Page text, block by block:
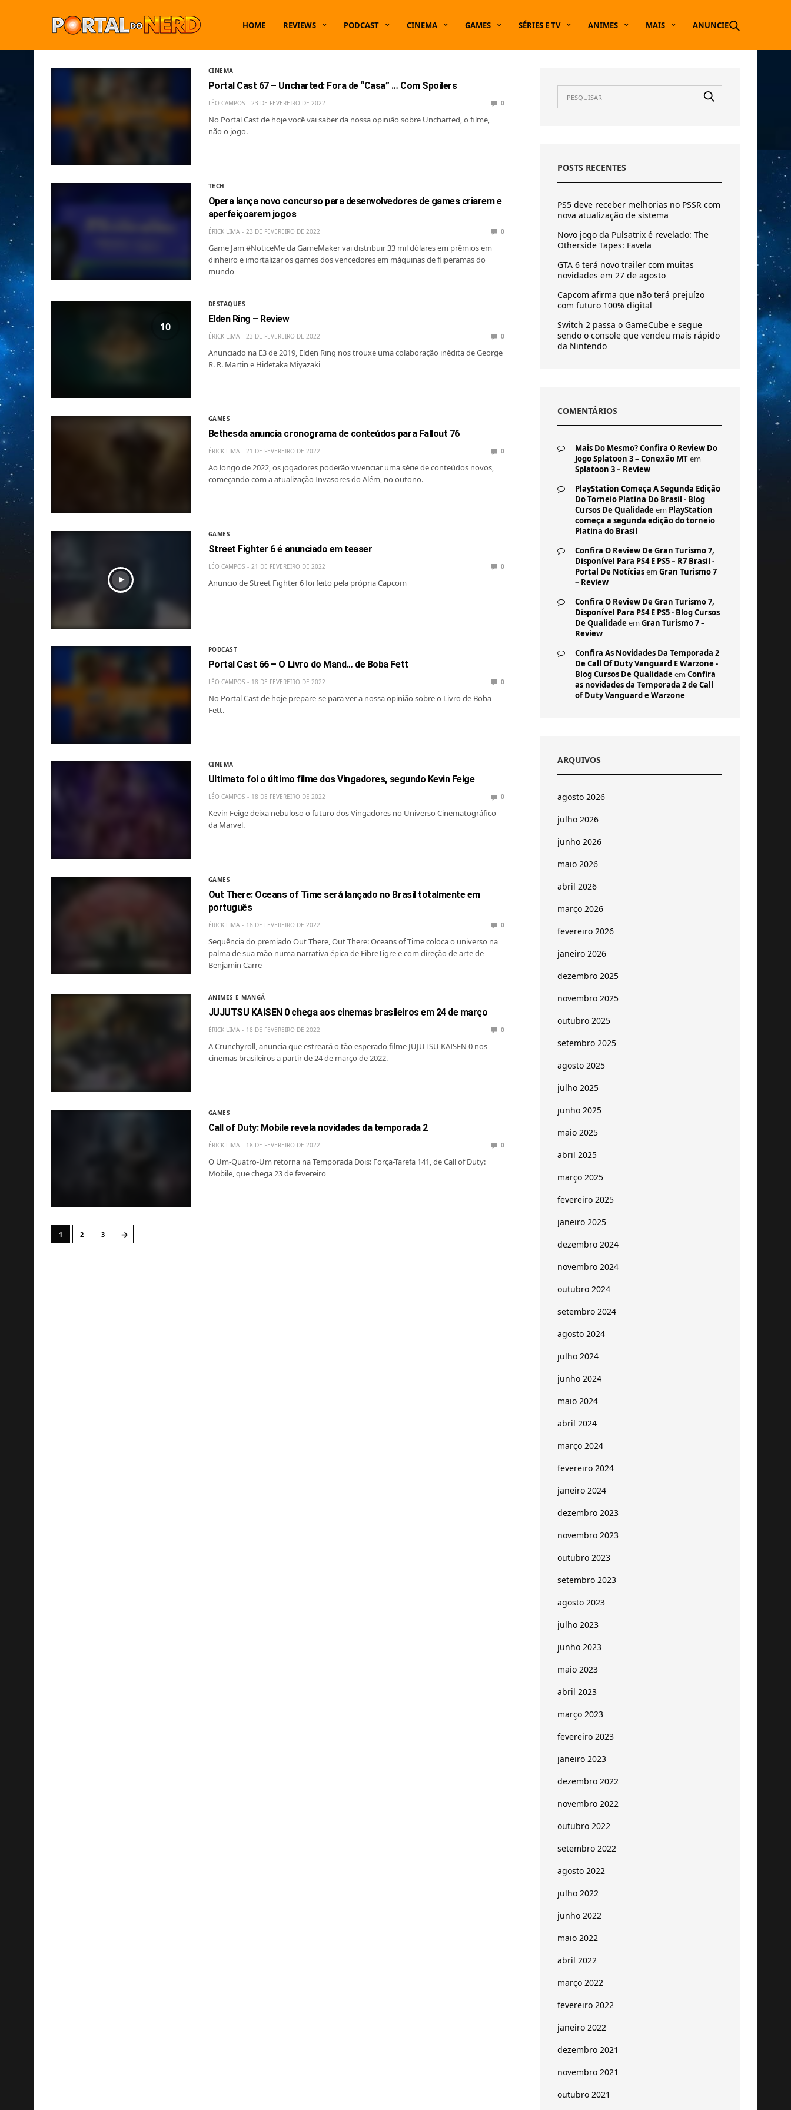
HOME REVIEWS PODCAST CINEMA GAMES SÉRIES E TV ANIMES MAIS ANUNCIE
CINEMA
Portal Cast 67 – Uncharted: Fora de “Casa” … Com Spoilers
LÉO CAMPOS 23 DE FEVEREIRO DE 2022 0
No Portal Cast de hoje você vai saber da nossa opinião sobre Uncharted, o filme,
não o jogo.
TECH
Opera lança novo concurso para desenvolvedores de games criarem e
aperfeiçoarem jogos
ÉRICK LIMA 23 DE FEVEREIRO DE 2022 0
Game Jam #NoticeMe da GameMaker vai distribuir 33 mil dólares em prêmios em
dinheiro e imortalizar os games dos vencedores em máquinas de fliperamas do
mundo
10
DESTAQUES
Elden Ring – Review
ÉRICK LIMA 23 DE FEVEREIRO DE 2022 0
Anunciado na E3 de 2019, Elden Ring nos trouxe uma colaboração inédita de George
R. R. Martin e Hidetaka Miyazaki
GAMES
Bethesda anuncia cronograma de conteúdos para Fallout 76
ÉRICK LIMA 21 DE FEVEREIRO DE 2022 0
Ao longo de 2022, os jogadores poderão vivenciar uma série de conteúdos novos,
começando com a atualização Invasores do Além, no outono.
GAMES
Street Fighter 6 é anunciado em teaser
LÉO CAMPOS 21 DE FEVEREIRO DE 2022 0
Anuncio de Street Fighter 6 foi feito pela própria Capcom
PODCAST
Portal Cast 66 – O Livro do Mand… de Boba Fett
LÉO CAMPOS 18 DE FEVEREIRO DE 2022 0
No Portal Cast de hoje prepare-se para ver a nossa opinião sobre o Livro de Boba
Fett.
CINEMA
Ultimato foi o último filme dos Vingadores, segundo Kevin Feige
LÉO CAMPOS 18 DE FEVEREIRO DE 2022 0
Kevin Feige deixa nebuloso o futuro dos Vingadores no Universo Cinematográfico
da Marvel.
GAMES
Out There: Oceans of Time será lançado no Brasil totalmente em
português
ÉRICK LIMA 18 DE FEVEREIRO DE 2022 0
Sequência do premiado Out There, Out There: Oceans of Time coloca o universo na
palma de sua mão numa narrativa épica de FibreTigre e com direção de arte de
Benjamin Carre
ANIMES E MANGÁ
JUJUTSU KAISEN 0 chega aos cinemas brasileiros em 24 de março
ÉRICK LIMA 18 DE FEVEREIRO DE 2022 0
A Crunchyroll, anuncia que estreará o tão esperado filme JUJUTSU KAISEN 0 nos
cinemas brasileiros a partir de 24 de março de 2022.
GAMES
Call of Duty: Mobile revela novidades da temporada 2
ÉRICK LIMA 18 DE FEVEREIRO DE 2022 0
O Um-Quatro-Um retorna na Temporada Dois: Força-Tarefa 141, de Call of Duty:
Mobile, que chega 23 de fevereiro
1 2 3 →
POSTS RECENTES
PS5 deve receber melhorias no PSSR com
nova atualização de sistema
Novo jogo da Pulsatrix é revelado: The
Otherside Tapes: Favela
GTA 6 terá novo trailer com muitas
novidades em 27 de agosto
Capcom afirma que não terá prejuízo
com futuro 100% digital
Switch 2 passa o GameCube e segue
sendo o console que vendeu mais rápido
da Nintendo
COMENTÁRIOS
Mais Do Mesmo? Confira O Review Do
Jogo Splatoon 3 – Conexão MTem
Splatoon 3 – Review
PlayStation Começa A Segunda Edição
Do Torneio Platina Do Brasil - Blog
Cursos De Qualidade em PlayStation
começa a segunda edição do torneio
Platina do Brasil
Confira O Review De Gran Turismo 7,
Disponível Para PS4 E PS5 – R7 Brasil -
Portal De Notíciasem Gran Turismo 7
– Review
Confira O Review De Gran Turismo 7,
Disponível Para PS4 E PS5 - Blog Cursos
De Qualidade em Gran Turismo 7 –
Review
Confira As Novidades Da Temporada 2
De Call Of Duty Vanguard E Warzone -
Blog Cursos De Qualidade em Confira
as novidades da Temporada 2 de Call
of Duty Vanguard e Warzone
ARQUIVOS
agosto 2026
julho 2026
junho 2026
maio 2026
abril 2026
março 2026
fevereiro 2026
janeiro 2026
dezembro 2025
novembro 2025
outubro 2025
setembro 2025
agosto 2025
julho 2025
junho 2025
maio 2025
abril 2025
março 2025
fevereiro 2025
janeiro 2025
dezembro 2024
novembro 2024
outubro 2024
setembro 2024
agosto 2024
julho 2024
junho 2024
maio 2024
abril 2024
março 2024
fevereiro 2024
janeiro 2024
dezembro 2023
novembro 2023
outubro 2023
setembro 2023
agosto 2023
julho 2023
junho 2023
maio 2023
abril 2023
março 2023
fevereiro 2023
janeiro 2023
dezembro 2022
novembro 2022
outubro 2022
setembro 2022
agosto 2022
julho 2022
junho 2022
maio 2022
abril 2022
março 2022
fevereiro 2022
janeiro 2022
dezembro 2021
novembro 2021
outubro 2021